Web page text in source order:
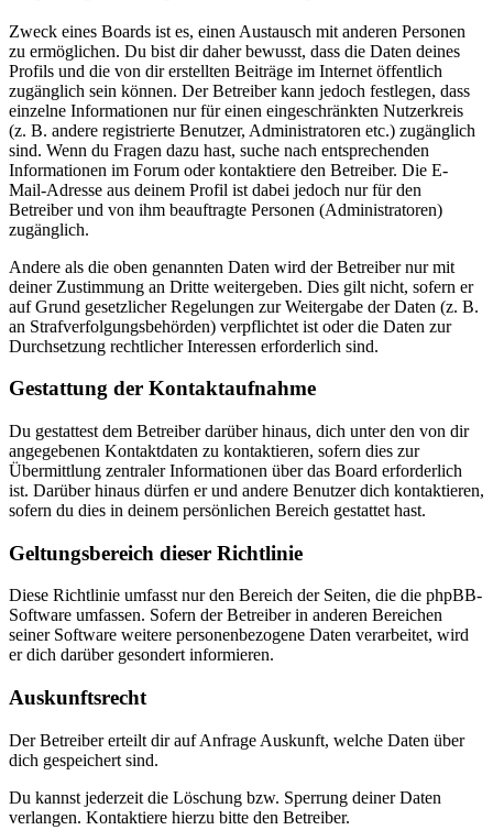
Zweck eines Boards ist es, einen Austausch mit anderen Personen
zu ermöglichen. Du bist dir daher bewusst, dass die Daten deines
Profils und die von dir erstellten Beiträge im Internet öffentlich
zugänglich sein können. Der Betreiber kann jedoch festlegen, dass
einzelne Informationen nur für einen eingeschränkten Nutzerkreis
(z. B. andere registrierte Benutzer, Administratoren etc.) zugänglich
sind. Wenn du Fragen dazu hast, suche nach entsprechenden
Informationen im Forum oder kontaktiere den Betreiber. Die E-
Mail-Adresse aus deinem Profil ist dabei jedoch nur für den
Betreiber und von ihm beauftragte Personen (Administratoren)
zugänglich.
Andere als die oben genannten Daten wird der Betreiber nur mit
deiner Zustimmung an Dritte weitergeben. Dies gilt nicht, sofern er
auf Grund gesetzlicher Regelungen zur Weitergabe der Daten (z. B.
an Strafverfolgungsbehörden) verpflichtet ist oder die Daten zur
Durchsetzung rechtlicher Interessen erforderlich sind.
Gestattung der Kontaktaufnahme
Du gestattest dem Betreiber darüber hinaus, dich unter den von dir
angegebenen Kontaktdaten zu kontaktieren, sofern dies zur
Übermittlung zentraler Informationen über das Board erforderlich
ist. Darüber hinaus dürfen er und andere Benutzer dich kontaktieren,
sofern du dies in deinem persönlichen Bereich gestattet hast.
Geltungsbereich dieser Richtlinie
Diese Richtlinie umfasst nur den Bereich der Seiten, die die phpBB-
Software umfassen. Sofern der Betreiber in anderen Bereichen
seiner Software weitere personenbezogene Daten verarbeitet, wird
er dich darüber gesondert informieren.
Auskunftsrecht
Der Betreiber erteilt dir auf Anfrage Auskunft, welche Daten über
dich gespeichert sind.
Du kannst jederzeit die Löschung bzw. Sperrung deiner Daten
verlangen. Kontaktiere hierzu bitte den Betreiber.